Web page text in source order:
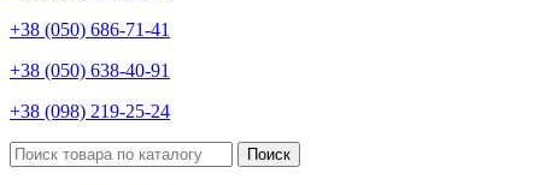
+38 (050) 686-71-41
+38 (050) 638-40-91
+38 (098) 219-25-24
Поиск